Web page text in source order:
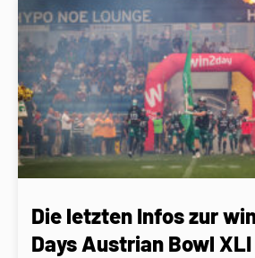
Die letzten Infos zur
Days Austrian Bowl XLI